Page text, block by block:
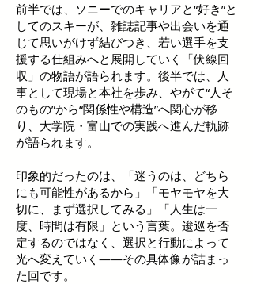
前半では、ソニーでのキャリアと“好き”と
してのスキーが、雑誌記事や出会いを通
じて思いがけず結びつき、若い選手を支
援する仕組みへと展開していく「伏線回
収」の物語が語られます。後半では、人
事として現場と本社を歩み、やがて“人そ
のもの”から“関係性や構造”へ関心が移
り、大学院・富山での実践へ進んだ軌跡
が語られます。
印象的だったのは、「迷うのは、どちら
にも可能性があるから」「モヤモヤを大
切に、まず選択してみる」「人生は一
度、時間は有限」という言葉。逡巡を否
定するのではなく、選択と行動によって
光へ変えていく——その具体像が詰まっ
た回です。